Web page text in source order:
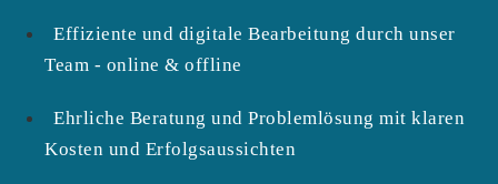
Effiziente und digitale Bearbeitung durch unser
Team - online & offline
Ehrliche Beratung und Problemlösung mit klaren
Kosten und Erfolgsaussichten